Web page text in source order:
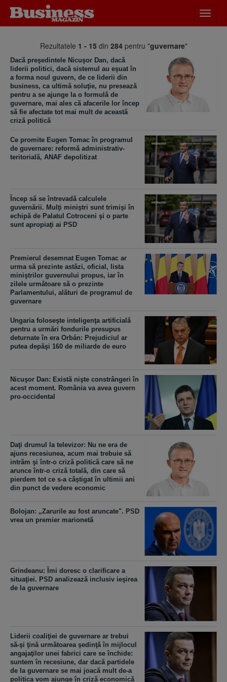
meniu
Rezultatele 1 - 15 din 284pentru "guvernare"
Dacă preşedintele Nicuşor Dan, dacă
liderii politici, dacă sistemul au eşuat în
a forma noul guvern, de ce liderii din
business, ca ultimă soluţie, nu presează
pentru a se ajunge la o formulă de
guvernare, mai ales că afacerile lor încep
să fie afectate tot mai mult de această
criză politică
Ce promite Eugen Tomac în programul
de guvernare: reformă administrativ-
teritorială, ANAF depolitizat
Încep să se întrevadă calculele
guvernării. Mulţi miniştri sunt trimişi în
echipă de Palatul Cotroceni şi o parte
sunt apropiaţi ai PSD
Premierul desemnat Eugen Tomac ar
urma să prezinte astăzi, oficial, lista
miniştrilor guvernului propus, iar în
zilele următoare să o prezinte
Parlamentului, alături de programul de
guvernare
Ungaria foloseşte inteligenţa artificială
pentru a urmări fondurile presupus
deturnate în era Orbán: Prejudiciul ar
putea depăşi 160 de miliarde de euro
Nicuşor Dan: Există nişte constrângeri în
acest moment. România va avea guvern
pro-occidental
Daţi drumul la televizor: Nu ne era de
ajuns recesiunea, acum mai trebuie să
intrăm şi într-o criză politică care să ne
arunce într-o criză totală, din care să
pierdem tot ce s-a câştigat în ultimii ani
din punct de vedere economic
Bolojan: „Zarurile au fost aruncate". PSD
vrea un premier marionetă
Grindeanu: Îmi doresc o clarificare a
situaţiei. PSD analizează inclusiv ieşirea
de la guvernare
Liderii coaliţiei de guvernare ar trebui
să-şi ţină următoarea şedinţă în mijlocul
angajaţilor unei fabrici care se închide:
suntem în recesiune, dar dacă partidele
de la guvernare se mai joacă mult de-a
politica vom ajunge în criză economică